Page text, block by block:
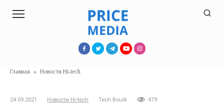
Главная » Новости Hi-tech
24.09.2021 Новости Hi-tech Tech Boulk 479